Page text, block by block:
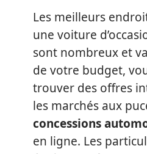
Les meilleurs
une voiture
sont nombreux et
de votre budget,
trouver des offres
les marchés aux
concessions
en ligne. Les